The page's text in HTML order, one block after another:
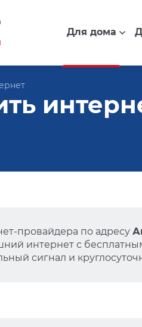
Для дома
провайдера по адресу
интернет с
сигнал и